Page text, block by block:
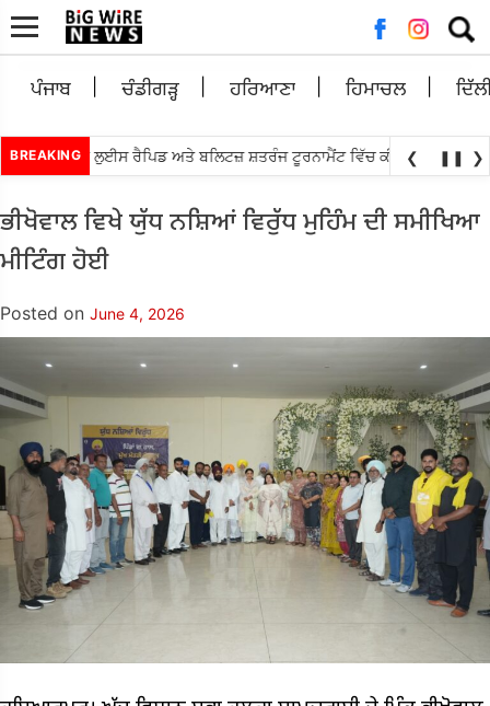
for:
ਪੰਜਾਬ ਚੰਡੀਗੜ੍ਹ ਹਰਿਆਣਾ ਹਿਮਾਚਲ
BREAKINGਸੇਂਟ ਲੁਈਸ ਰੈਪਿਡ ਅਤੇ ਬਲਿਟਜ਼ ਸ਼ਤਰੰਜ ਟੂਰਨਾਮੈਂਟ ਵਿੱਚ ਕੀਤਾ ਟਾਪ •
❮ ❚❚ ❯
ਭੀਖੋਵਾਲ ਵਿਖੇ ਯੁੱਧ ਨਸ਼ਿਆਂ ਵਿਰੁੱਧ ਮੁਹਿੰਮ ਦੀ ਸਮੀਖਿਆ
ਮੀਟਿੰਗ ਹੋਈ
Posted on June 4, 2026